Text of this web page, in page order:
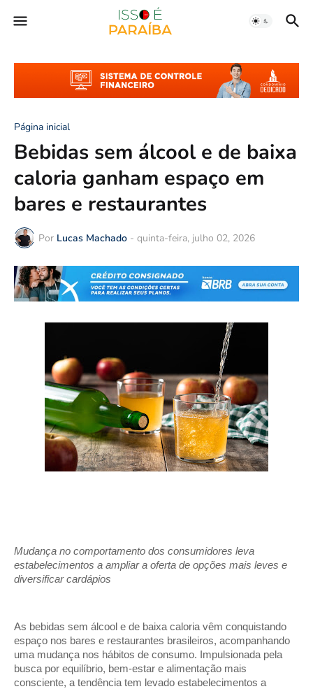
Página inicial
Bebidas sem álcool e de baixa
caloria ganham espaço em
bares e restaurantes
Por Lucas Machado - quinta-feira, julho 02, 2026
Mudança no comportamento dos consumidores leva
estabelecimentos a ampliar a oferta de opções mais leves e
diversificar cardápios
As bebidas sem álcool e de baixa caloria vêm conquistando
espaço nos bares e restaurantes brasileiros, acompanhando
uma mudança nos hábitos de consumo. Impulsionada pela
busca por equilíbrio, bem-estar e alimentação mais
consciente, a tendência tem levado estabelecimentos a